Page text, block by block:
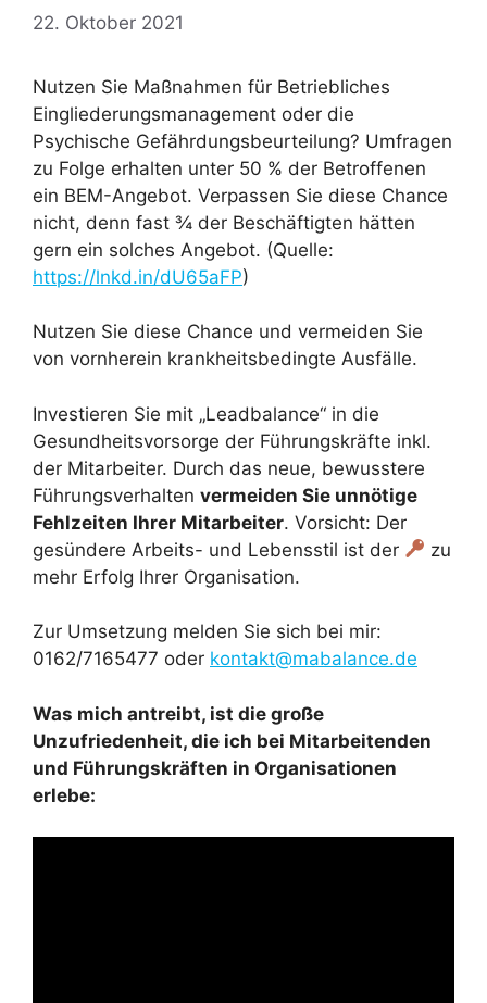
22. Oktober 2021
Nutzen Sie Maßnahmen für Betriebliches
Eingliederungsmanagement oder die
Psychische Gefährdungsbeurteilung? Umfragen
zu Folge erhalten unter 50 % der Betroffenen
ein BEM-Angebot. Verpassen Sie diese Chance
nicht, denn fast ¾ der Beschäftigten hätten
gern ein solches Angebot. (Quelle:
https://lnkd.in/dU65aFP)
Nutzen Sie diese Chance und vermeiden Sie
von vornherein krankheitsbedingte Ausfälle.
Investieren Sie mit „Leadbalance“ in die
Gesundheitsvorsorge der Führungskräfte inkl.
der Mitarbeiter. Durch das neue, bewusstere
Führungsverhalten vermeiden Sie unnötige
Fehlzeiten Ihrer Mitarbeiter. Vorsicht: Der
gesündere Arbeits- und Lebensstil ist der
zu
mehr Erfolg Ihrer Organisation.
Zur Umsetzung melden Sie sich bei mir:
0162/7165477 oder kontakt@mabalance.de
Was mich antreibt, ist die große
Unzufriedenheit, die ich bei Mitarbeitenden
und Führungskräften in Organisationen
erlebe: